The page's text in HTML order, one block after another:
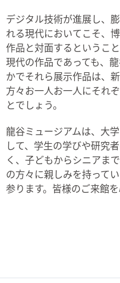
デジタル技術が進展し、
れる現代においてこそ、
作品と対面するというこ
現代の作品であっても、
かでそれら展示作品は、
方々お一人お一人にそれ
とでしょう。
龍谷ミュージアムは、大
して、学生の学びや研究
く、子どもからシニアま
の方々に親しみを持って
参ります。皆様のご来館